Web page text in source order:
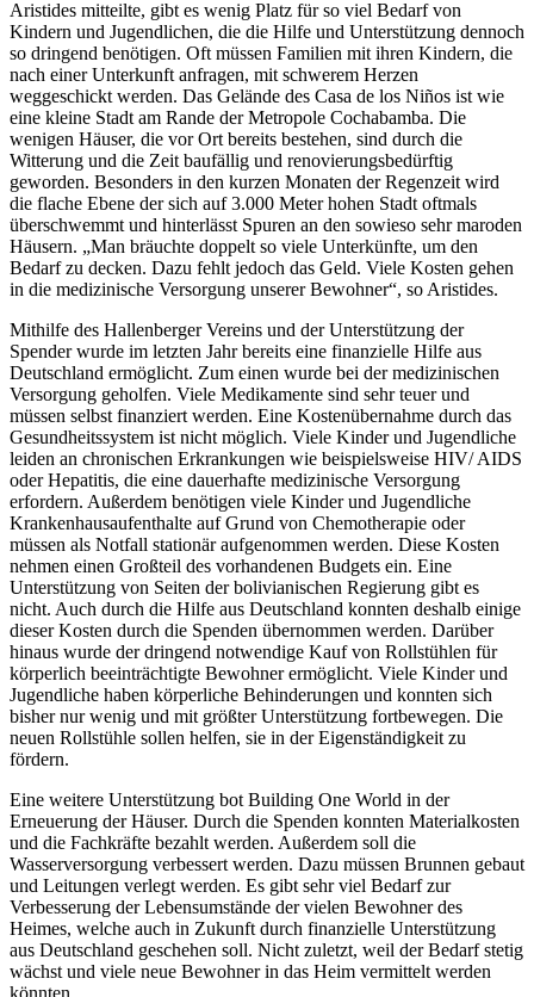
Aristides mitteilte, gibt es wenig Platz für so viel Bedarf von
Kindern und Jugendlichen, die die Hilfe und Unterstützung dennoch
so dringend benötigen. Oft müssen Familien mit ihren Kindern, die
nach einer Unterkunft anfragen, mit schwerem Herzen
weggeschickt werden. Das Gelände des Casa de los Niños ist wie
eine kleine Stadt am Rande der Metropole Cochabamba. Die
wenigen Häuser, die vor Ort bereits bestehen, sind durch die
Witterung und die Zeit baufällig und renovierungsbedürftig
geworden. Besonders in den kurzen Monaten der Regenzeit wird
die flache Ebene der sich auf 3.000 Meter hohen Stadt oftmals
überschwemmt und hinterlässt Spuren an den sowieso sehr maroden
Häusern. „Man bräuchte doppelt so viele Unterkünfte, um den
Bedarf zu decken. Dazu fehlt jedoch das Geld. Viele Kosten gehen
in die medizinische Versorgung unserer Bewohner“, so Aristides.
Mithilfe des Hallenberger Vereins und der Unterstützung der
Spender wurde im letzten Jahr bereits eine finanzielle Hilfe aus
Deutschland ermöglicht. Zum einen wurde bei der medizinischen
Versorgung geholfen. Viele Medikamente sind sehr teuer und
müssen selbst finanziert werden. Eine Kostenübernahme durch das
Gesundheitssystem ist nicht möglich. Viele Kinder und Jugendliche
leiden an chronischen Erkrankungen wie beispielsweise HIV/ AIDS
oder Hepatitis, die eine dauerhafte medizinische Versorgung
erfordern. Außerdem benötigen viele Kinder und Jugendliche
Krankenhausaufenthalte auf Grund von Chemotherapie oder
müssen als Notfall stationär aufgenommen werden. Diese Kosten
nehmen einen Großteil des vorhandenen Budgets ein. Eine
Unterstützung von Seiten der bolivianischen Regierung gibt es
nicht. Auch durch die Hilfe aus Deutschland konnten deshalb einige
dieser Kosten durch die Spenden übernommen werden. Darüber
hinaus wurde der dringend notwendige Kauf von Rollstühlen für
körperlich beeinträchtigte Bewohner ermöglicht. Viele Kinder und
Jugendliche haben körperliche Behinderungen und konnten sich
bisher nur wenig und mit größter Unterstützung fortbewegen. Die
neuen Rollstühle sollen helfen, sie in der Eigenständigkeit zu
fördern.
Eine weitere Unterstützung bot Building One World in der
Erneuerung der Häuser. Durch die Spenden konnten Materialkosten
und die Fachkräfte bezahlt werden. Außerdem soll die
Wasserversorgung verbessert werden. Dazu müssen Brunnen gebaut
und Leitungen verlegt werden. Es gibt sehr viel Bedarf zur
Verbesserung der Lebensumstände der vielen Bewohner des
Heimes, welche auch in Zukunft durch finanzielle Unterstützung
aus Deutschland geschehen soll. Nicht zuletzt, weil der Bedarf stetig
wächst und viele neue Bewohner in das Heim vermittelt werden